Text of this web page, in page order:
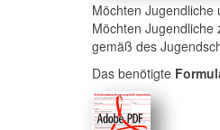
Möchten Jugendliche
Möchten
gemäß des
Das benötigte